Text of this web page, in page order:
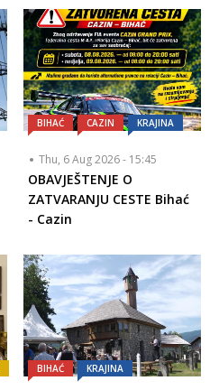
BIHAĆ CAZIN KRAJINA
Thu, 6 Aug 2026 - 15:45
OBAVJEŠTENJE O
ZATVARANJU CESTE Bihać
- Cazin
BIHAĆ KRAJINA